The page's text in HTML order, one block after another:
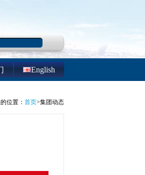
English
位置： 首页>集团动态